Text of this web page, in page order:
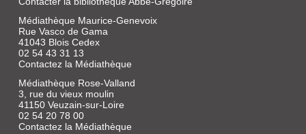
Tony,
un
humain,
achète
un
jour
l'ouvrage
lequel
Barnabé
faisait
sa
sieste,
graine
un
arbre
qui
fait
une
qui
fait
un
fruit,
qui
2021
Un
dimanche
après-
midi,
et
sa
famille
partent
se
Médiathèque Maurice-Genevoix
Rue Vasco de Gama
41043 Blois Cedex
02 54 43 31 13
Contactez la Médiathèque
Médiathèque Rose-Valland
3, rue du vieux moulin
41150 Veuzain-sur-Loire
02 54 20 78 00
Contactez la Médiathèque